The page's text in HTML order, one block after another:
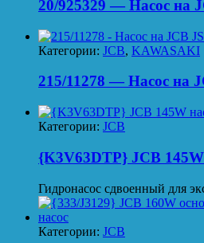
20/925329 — Насос на
Категории: JCB, KAWASAKI
215/11278 — Насос на
Категории: JCB
{K3V63DTP} JCB 145W
Гидронасос сдвоенный для
Категории: JCB